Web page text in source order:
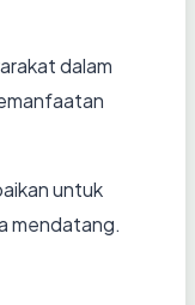
dalam
untuk
mendatang.